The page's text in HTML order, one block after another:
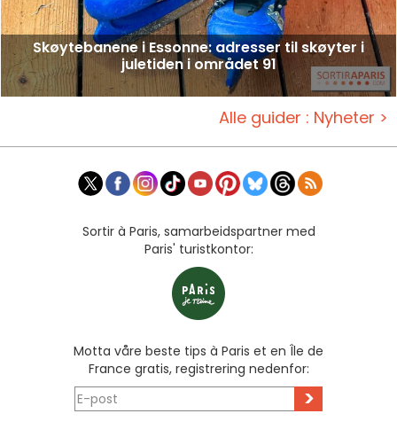
Skøytebanene i Essonne: adresser til skøyter i
juletiden i området 91
Alle guider : Nyheter >
Sortir à Paris, samarbeidspartner med
Paris' turistkontor:
Motta våre beste tips à Paris et en Île de
France gratis, registrering nedenfor:
>